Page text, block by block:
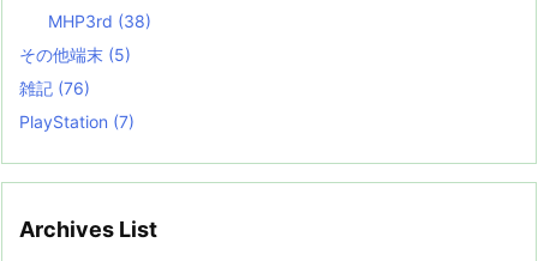
MHP3rd (38)
その他端末 (5)
雑記 (76)
PlayStation (7)
Archives List